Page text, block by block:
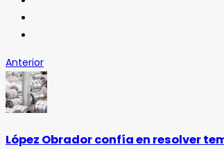
Anterior
López Obrador confía en resolver